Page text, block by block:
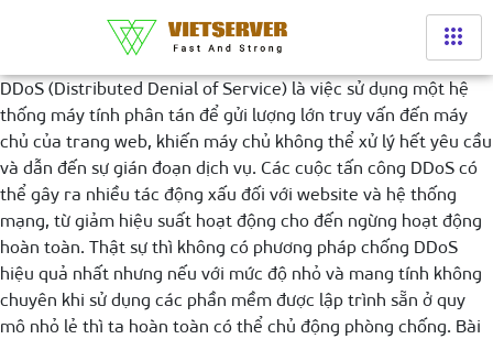
DDoS (Distributed Denial of Service) là việc sử dụng một hệ
thống máy tính phân tán để gửi lượng lớn truy vấn đến máy
chủ của trang web, khiến máy chủ không thể xử lý hết yêu cầu
và dẫn đến sự gián đoạn dịch vụ. Các cuộc tấn công DDoS có
thể gây ra nhiều tác động xấu đối với website và hệ thống
mạng, từ giảm hiệu suất hoạt động cho đến ngừng hoạt động
hoàn toàn. Thật sự thì không có phương pháp chống DDoS
hiệu quả nhất nhưng nếu với mức độ nhỏ và mang tính không
chuyên khi sử dụng các phần mềm được lập trình sẵn ở quy
mô nhỏ lẻ thì ta hoàn toàn có thể chủ động phòng chống. Bài